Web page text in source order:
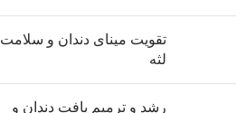
تقویت مینای دندان و سلامت
لثه
رشد و ترمیم بافت دندان و